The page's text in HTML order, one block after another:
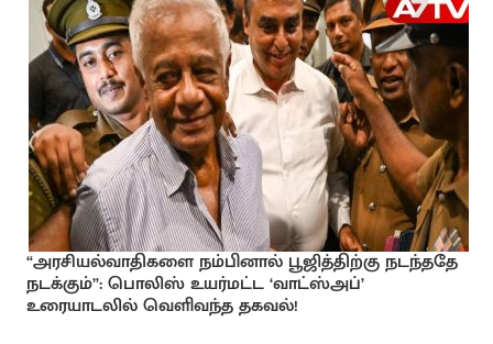
“அரசியல்வாதிகளை நம்பினால் பூஜித்திற்கு நடந்ததே
நடக்கும்”: பொலிஸ் உயர்மட்ட ‘வாட்ஸ்அப்’
உரையாடலில் வெளிவந்த தகவல்!